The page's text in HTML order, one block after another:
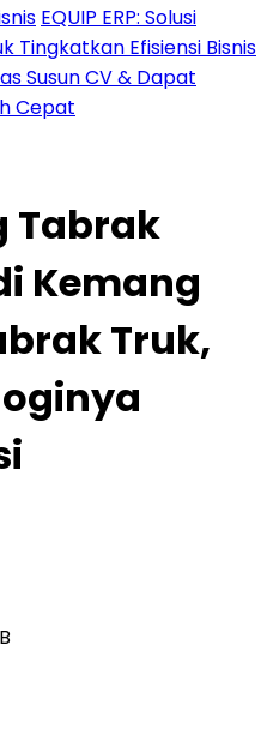
EQUIP ERP: Solusi
Tingkatkan Efisiensi Bisnis
Susun CV & Dapat
Cepat
Tabrak
Kemang
Truk,